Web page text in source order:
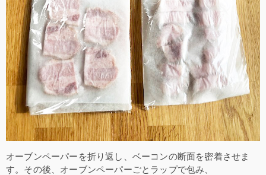
オーブンペーパーを折り返し、ベーコンの断面を密着させま
す。その後、オーブンペーパーごとラップで包み、